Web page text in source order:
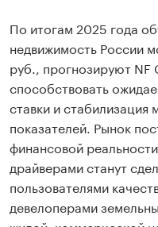
По итогам 2025 года
недвижимость России
руб., прогнозируют NF
способствовать
ставки и
показателей. Рынок
финансовой
драйверами станут
пользователями
девелоперами